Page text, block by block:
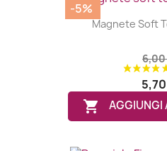
Magnete Soft
 AGGIUNGI
-5%